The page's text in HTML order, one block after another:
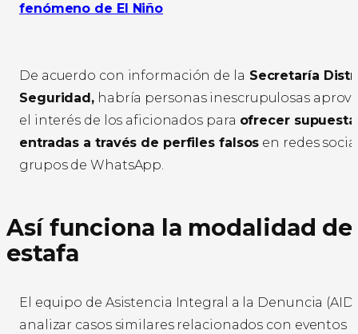
fenómeno de El Niño
De acuerdo con información de la Secretaría
Seguridad, habría personas inescrupulosas
el interés de los aficionados para ofrecer
entradas a través de perfiles falsos en redes
grupos de WhatsApp.
Así funciona la modalidad de
estafa
El equipo de Asistencia Integral a la Denuncia
analizar casos similares relacionados con eventos